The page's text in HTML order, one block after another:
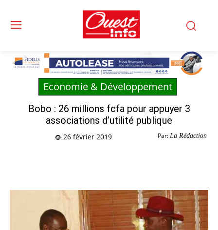
Economie & Développement
Bobo : 26 millions fcfa pour appuyer 3
associations d’utilité publique
Par: La Rédaction
26 février 2019